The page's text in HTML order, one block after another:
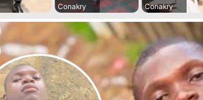
Conakry
Conakry